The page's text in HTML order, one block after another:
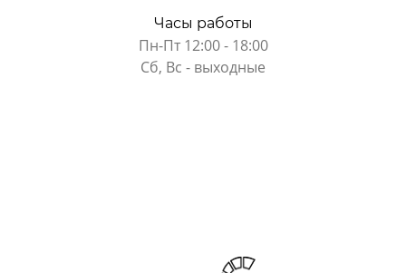
Часы работы
Пн-Пт 12:00 - 18:00
Сб, Вс - выходные